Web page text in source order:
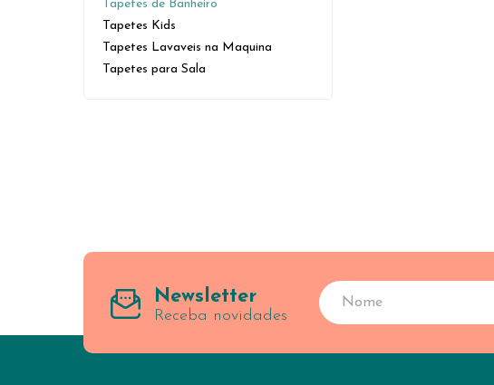
Tapetes de Banheiro
Tapetes Kids
Tapetes Lavaveis na Maquina
Tapetes para Sala
Newsletter
Receba novidades